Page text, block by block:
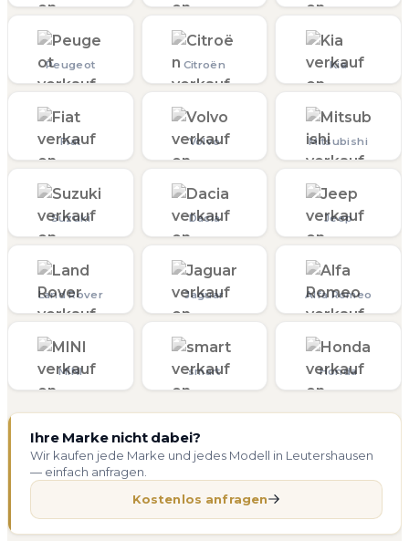
Peugeot Citroën Kia
Fiat Volvo Mitsubishi
Suzuki Dacia Jeep
Land Rover Jaguar Alfa Romeo
MINI smart Honda
Ihre Marke nicht dabei?
Wir kaufen jede Marke und jedes Modell in Leutershausen
— einfach anfragen.
Kostenlos anfragen